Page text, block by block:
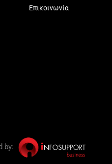
Επικοινωνία
by: